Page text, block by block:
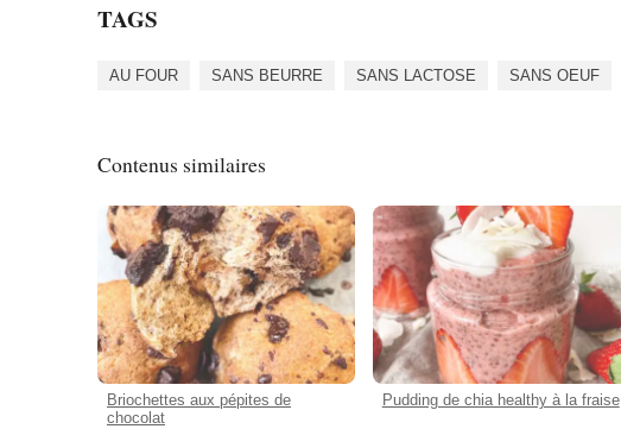
TAGS
AU FOUR SANS BEURRE SANS LACTOSE SANS OEUF
Contenus similaires
Briochettes aux pépites de
chocolat
Pudding de chia healthy à la fraise